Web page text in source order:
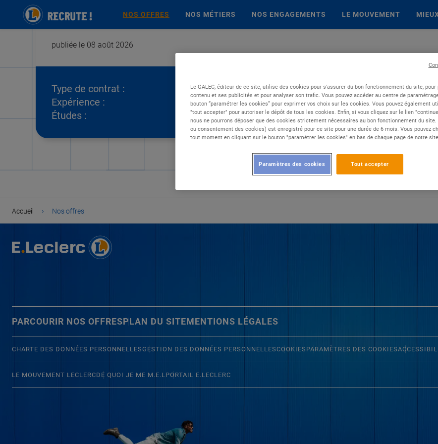
NOS OFFRES NOS MÉTIERS NOS ENGAGEMENTS LE MOUVEMENT
publiée le 08 août 2026
Type de contrat :
Expérience :
Études :
Accueil › Nos offres
PARCOURIR NOS OFFRESPLAN DU SITEMENTIONS LÉGALES
CHARTE DES DONNÉES PERSONNELLESGESTION DES DONNÉES PERSONNELLESCOOKIES PARAMÈTRES DES COOKIES
LE MOUVEMENT LECLERCDE QUOI JE ME M.E.LPORTAIL E.LECLERC
Le GALEC, éditeur de ce site, utilise des cookies pour s'assurer du bon fonctionnement du site,
contenu et ses publicités et pour analyser son trafic. Vous pouvez accéder au centre de
bouton “paramétrer les cookies” pour exprimer vos choix sur les cookies. Vous pouvez également
"tout accepter" pour autoriser le dépôt de tous les cookies. Enfin, si vous cliquez sur le lien
nous ne pourrons déposer que des cookies strictement nécessaires au bon fonctionnement du
ou consentement des cookies) est enregistré pour ce site pour une durée de 6 mois. Vous pouvez
tout moment en cliquant sur le bouton "paramétrer les cookies" en bas de chaque page de notre
Tout accepter
Paramètres des cookies